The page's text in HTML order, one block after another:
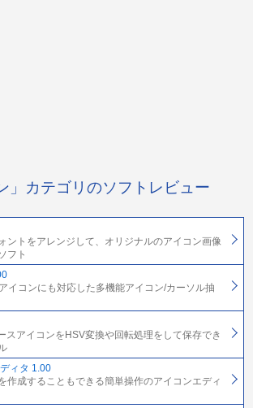
」カテゴリのソフトレビュー
ントをアレンジして、オリジナルのアイコン画像
フト
イコンにも対応した多機能アイコン/カーソル抽
スアイコンをHSV変換や回転処理をして保存でき
ィタ 1.00
作成することもできる簡単操作のアイコンエディ